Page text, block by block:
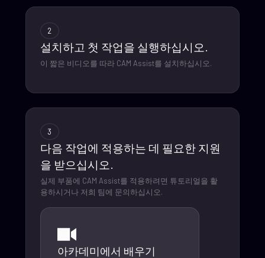
2
설치하고 첫 작업을 실행하십시오.
이 짧은 비디오를 따라 CAM Assist를 설치하십시오.
3
다음 작업에 적용하는 데 필요한 지원
을 받으십시오.
실제 부품에 CAM Assist를 적용하려면 튜토리얼을 활
용하시거나 저희 팀에 문의하십시오.
아카데미에서 배우기